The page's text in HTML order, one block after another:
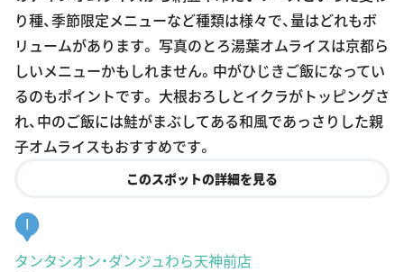
リュームがあります。 写真のとろ湯葉オムライスは京都ら
しいメニューかもしれません。中がひじきご飯になってい
るのもポイントです。 大根おろしとイクラがトッピングさ
れ、中のご飯には鮭がまぶしてある和風であっさりした親
子オムライスもおすすめです。
このスポットの詳細を見る
タンタシオン・ダンジュわら天神前店
京都府京都市北区平野桜木町３６-１